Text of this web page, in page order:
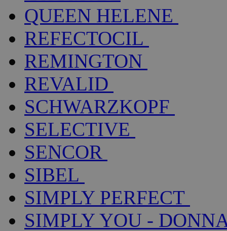
QUEEN HELENE
REFECTOCIL
REMINGTON
REVALID
SCHWARZKOPF
SELECTIVE
SENCOR
SIBEL
SIMPLY PERFECT
SIMPLY YOU -